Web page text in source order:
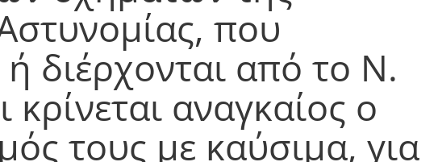
που
ή διέρχονται από το Ν.
κρίνεται αναγκαίος ο
τους με καύσιμα, για